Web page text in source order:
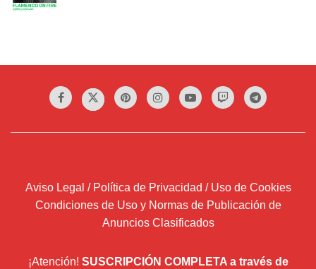
Aviso Legal / Política de Privacidad / Uso de Cookies
Condiciones de Uso y Normas de Publicación de
Anuncios Clasificados
¡Atención! SUSCRIPCIÓN COMPLETA a través de